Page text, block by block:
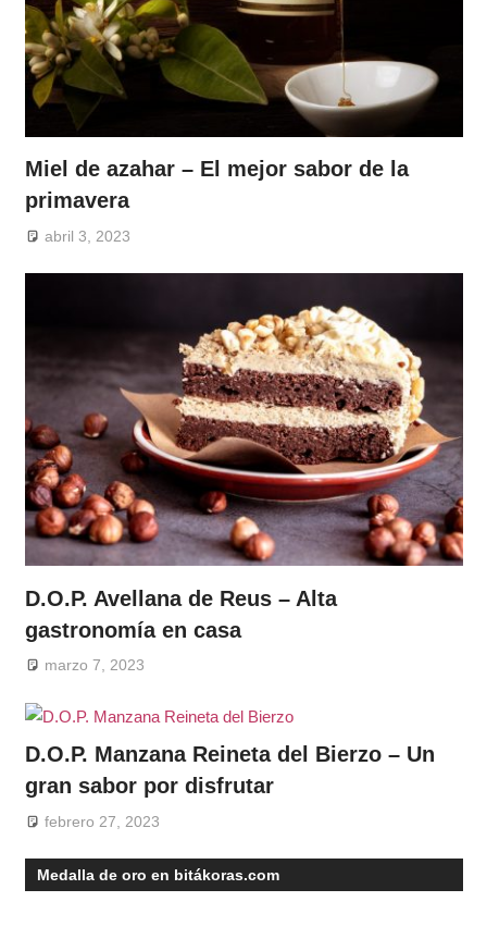
Miel de azahar – El mejor sabor de la
primavera
abril 3, 2023
D.O.P. Avellana de Reus – Alta
gastronomía en casa
marzo 7, 2023
D.O.P. Manzana Reineta del Bierzo – Un
gran sabor por disfrutar
febrero 27, 2023
Medalla de oro en bitákoras.com